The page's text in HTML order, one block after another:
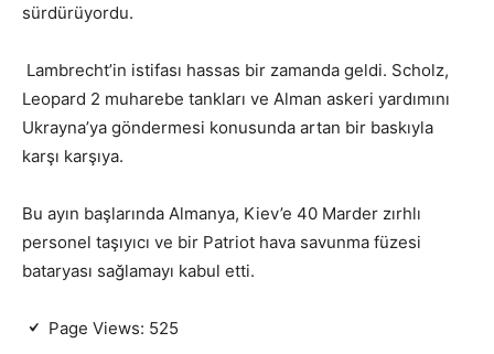
sürdürüyordu.
Lambrecht’in istifası hassas bir zamanda geldi. Scholz,
Leopard 2 muharebe tankları ve Alman askeri yardımını
Ukrayna’ya göndermesi konusunda artan bir baskıyla
karşı karşıya.
Bu ayın başlarında Almanya, Kiev’e 40 Marder zırhlı
personel taşıyıcı ve bir Patriot hava savunma füzesi
bataryası sağlamayı kabul etti.
Page Views: 525